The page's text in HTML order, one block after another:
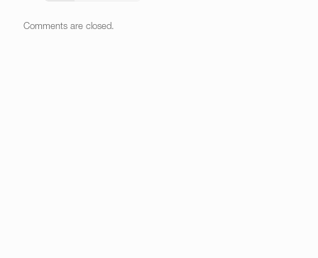
Comments are closed.